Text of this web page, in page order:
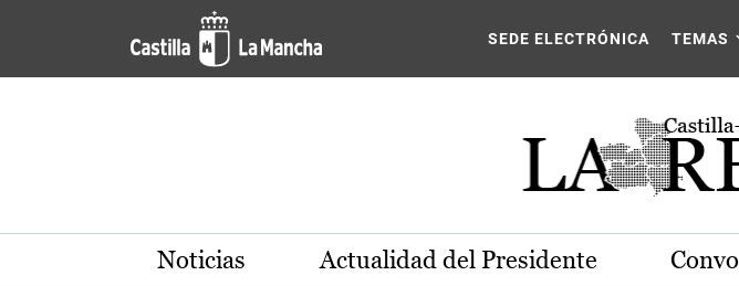
Pasar al contenido principal
Actualidad de la región de Castilla-La
SEDE ELECTRÓNICA TEMAS
Noticias Actualidad del Presidente